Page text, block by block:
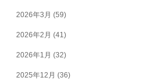
2026年3月 (59)
2026年2月 (41)
2026年1月 (32)
2025年12月 (36)